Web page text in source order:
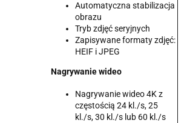
Automatyczna stabilizacja
obrazu
Tryb zdjęć seryjnych
Zapisywane formaty zdjęć:
HEIF i JPEG
Nagrywanie wideo
Nagrywanie wideo 4K z
częstością 24 kl./s, 25
kl./s, 30 kl./s lub 60 kl./s